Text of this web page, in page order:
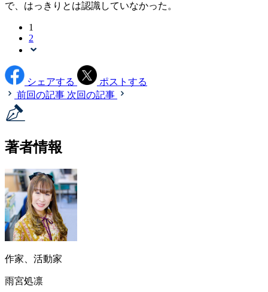
で、はっきりとは認識していなかった。
1
2
シェアする
ポストする
前回の記事 次回の記事
著者情報
作家、活動家
雨宮処凛